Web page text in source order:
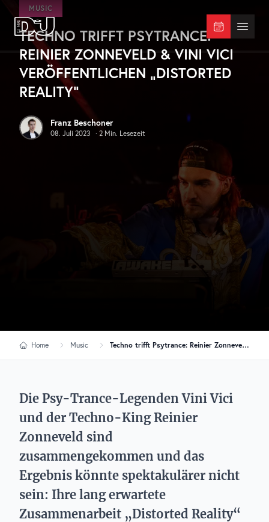
Zum Hauptinhalt springen
DJ Mag Germany Menü
MUSIC
TECHNO TRIFFT PSYTRANCE:
REINIER ZONNEVELD & VINI VICI
VERÖFFENTLICHEN „DISTORTED
REALITY“
Franz Beschoner
08. Juli 2023 · 2 Min. Lesezeit
Home Music Techno trifft Psytrance: Reinier Zonneveld & Vini Vici veröffentlichen „Distorted Reality“
Die Psy-Trance-Legenden Vini Vici
und der Techno-King Reinier
Zonneveld sind
zusammengekommen und das
Ergebnis könnte spektakulärer nicht
sein: Ihre lang erwartete
Zusammenarbeit „Distorted Reality“